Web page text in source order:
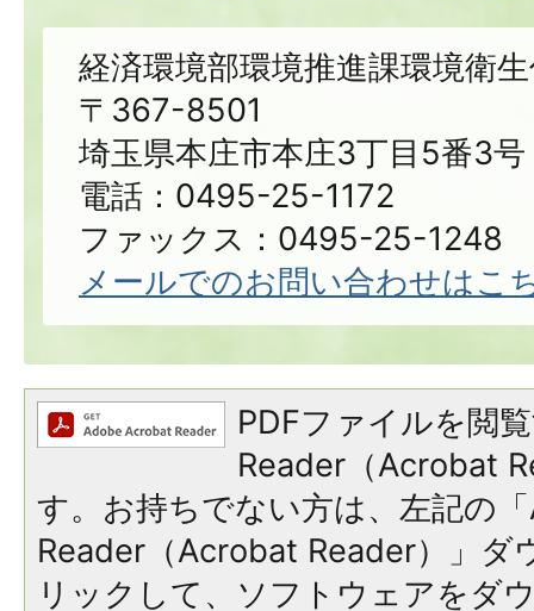
経済環境部環境推進課環境衛
〒367-8501
埼玉県本庄市本庄3丁目5番3号
電話：0495-25-1172
ファックス：0495-25-1248
メールでのお問い合わせはこ
PDFファイルを閲
Reader（Acrobat
す。お持ちでない方は、左記の
Reader（Acrobat Reader）」ダ
リックして、ソフトウェアをダ